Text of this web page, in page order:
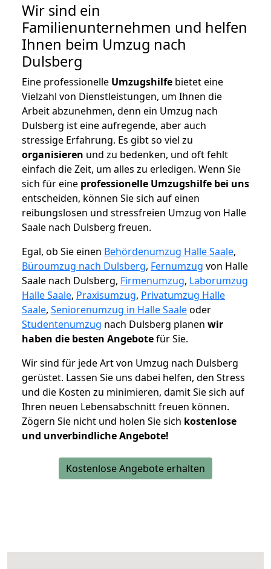
Wir sind ein
Familienunternehmen und helfen
Ihnen beim Umzug nach
Dulsberg
Eine professionelle Umzugshilfe bietet eine
Vielzahl von Dienstleistungen, um Ihnen die
Arbeit abzunehmen, denn ein Umzug nach
Dulsberg ist eine aufregende, aber auch
stressige Erfahrung. Es gibt so viel zu
organisieren und zu bedenken, und oft fehlt
einfach die Zeit, um alles zu erledigen. Wenn Sie
sich für eine professionelle Umzugshilfe bei uns
entscheiden, können Sie sich auf einen
reibungslosen und stressfreien Umzug von Halle
Saale nach Dulsberg freuen.
Egal, ob Sie einen Behördenumzug Halle Saale,
Büroumzug nach Dulsberg, Fernumzug von Halle
Saale nach Dulsberg, Firmenumzug, Laborumzug
Halle Saale, Praxisumzug, Privatumzug Halle
Saale, Seniorenumzug in Halle Saaleoder
Studentenumzug nach Dulsberg planen wir
haben die besten Angebotefür Sie.
Wir sind für jede Art von Umzug nach Dulsberg
gerüstet. Lassen Sie uns dabei helfen, den Stress
und die Kosten zu minimieren, damit Sie sich auf
Ihren neuen Lebensabschnitt freuen können.
Zögern Sie nicht und holen Sie sich kostenlose
und unverbindliche Angebote!
Kostenlose Angebote erhalten